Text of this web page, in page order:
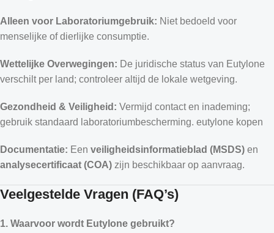
Alleen voor Laboratoriumgebruik: Niet bedoeld voor
menselijke of dierlijke consumptie.
Wettelijke Overwegingen: De juridische status van Eutylone
verschilt per land; controleer altijd de lokale wetgeving.
Gezondheid & Veiligheid: Vermijd contact en inademing;
gebruik standaard laboratoriumbescherming. eutylone kopen
Documentatie: Een veiligheidsinformatieblad (MSDS) en
analysecertificaat (COA) zijn beschikbaar op aanvraag.
Veelgestelde Vragen (FAQ’s)
1. Waarvoor wordt Eutylone gebruikt?